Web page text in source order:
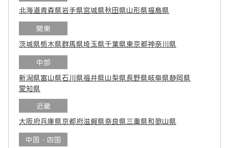
北海道青森県岩手県宮城県秋田県山形県福島県
関東
茨城県栃木県群馬県埼玉県千葉県東京都神奈川県
中部
新潟県富山県石川県福井県山梨県長野県岐阜県静岡県
愛知県
近畿
大阪府兵庫県京都府滋賀県奈良県 三重県和歌山県
中国・四国